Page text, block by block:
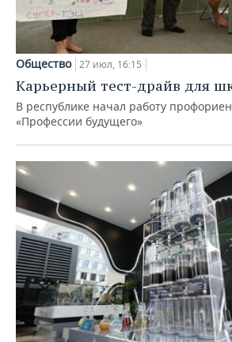
Общество 27 июл, 16:15
Карьерный тест-драйв для
В республике начал работу
«Профессии будущего»